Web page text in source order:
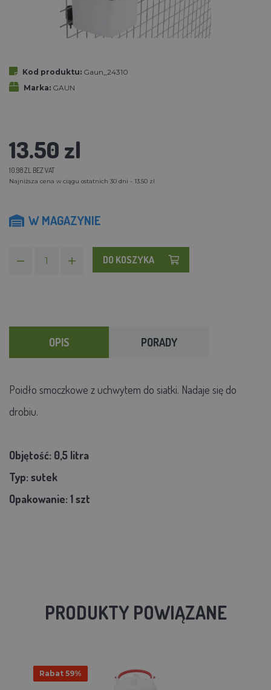
Kod produktu: Gaun_24310
Marka: GAUN
13.50 zl
10.98 ZL BEZ VAT
Najniższa cena w ciągu ostatnich 30 dni - 13.50 zl
W MAGAZYNIE
DO KOSZYKA
OPIS PORADY
Poidło smoczkowe z uchwytem do siatki. Nadaje się do
drobiu.
Objętość: 0,5 litra
Typ: sutek
Opakowanie: 1 szt
PRODUKTY POWIĄZANE
Rabat 59%